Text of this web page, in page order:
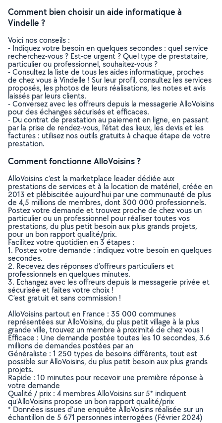
Comment bien choisir un aide informatique à
Vindelle ?
Voici nos conseils :
- Indiquez votre besoin en quelques secondes : quel service
recherchez-vous ? Est-ce urgent ? Quel type de prestataire,
particulier ou professionnel, souhaitez-vous ?
- Consultez la liste de tous les aides informatique, proches
de chez vous à Vindelle ! Sur leur profil, consultez les services
proposés, les photos de leurs réalisations, les notes et avis
laissés par leurs clients.
- Conversez avec les offreurs depuis la messagerie AlloVoisins
pour des échanges sécurisés et efficaces.
- Du contrat de prestation au paiement en ligne, en passant
par la prise de rendez-vous, l’état des lieux, les devis et les
factures : utilisez nos outils gratuits à chaque étape de votre
prestation.
Comment fonctionne AlloVoisins ?
AlloVoisins c’est la marketplace leader dédiée aux
prestations de services et à la location de matériel, créée en
2013 et plébiscitée aujourd’hui par une communauté de plus
de 4,5 millions de membres, dont 300 000 professionnels.
Postez votre demande et trouvez proche de chez vous un
particulier ou un professionnel pour réaliser toutes vos
prestations, du plus petit besoin aux plus grands projets,
pour un bon rapport qualité/prix.
Facilitez votre quotidien en 3 étapes :
1. Postez votre demande : indiquez votre besoin en quelques
secondes.
2. Recevez des réponses d’offreurs particuliers et
professionnels en quelques minutes.
3. Echangez avec les offreurs depuis la messagerie privée et
sécurisée et faites votre choix !
C’est gratuit et sans commission !
AlloVoisins partout en France : 35 000 communes
représentées sur AlloVoisins, du plus petit village à la plus
grande ville, trouvez un membre à proximité de chez vous !
Efficace : Une demande postée toutes les 10 secondes, 3.6
millions de demandes postées par an
Généraliste : 1 250 types de besoins différents, tout est
possible sur AlloVoisins, du plus petit besoin aux plus grands
projets.
Rapide : 10 minutes pour recevoir une première réponse à
votre demande
Qualité / prix : 4 membres AlloVoisins sur 5* indiquent
qu’AlloVoisins propose un bon rapport qualité/prix
* Données issues d’une enquête AlloVoisins réalisée sur un
échantillon de 5 671 personnes interrogées (Février 2024)